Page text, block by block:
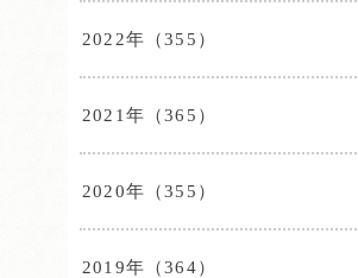
2022年（355）
2021年（365）
2020年（355）
2019年（364）